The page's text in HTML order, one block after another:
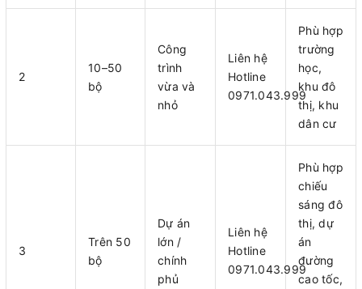
2
10–50
bộ
Công
trình
vừa và
nhỏ
Liên hệ
Hotline
0971.043.999
Phù hợp
trường
học,
khu đô
thị, khu
dân cư
3
Trên 50
bộ
Dự án
lớn /
chính
phủ
Liên hệ
Hotline
0971.043.999
Phù hợp
chiếu
sáng đô
thị, dự
án
đường
cao tốc,